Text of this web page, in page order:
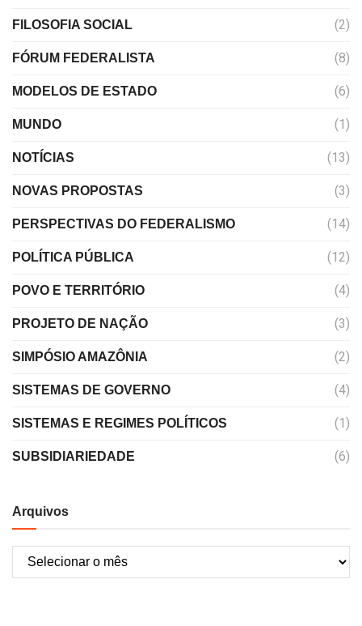
FILOSOFIA SOCIAL (2)
FÓRUM FEDERALISTA (8)
MODELOS DE ESTADO (6)
MUNDO (1)
NOTÍCIAS (13)
NOVAS PROPOSTAS (3)
PERSPECTIVAS DO FEDERALISMO (14)
POLÍTICA PÚBLICA (12)
POVO E TERRITÓRIO (4)
PROJETO DE NAÇÃO (3)
SIMPÓSIO AMAZÔNIA (2)
SISTEMAS DE GOVERNO (4)
SISTEMAS E REGIMES POLÍTICOS (1)
SUBSIDIARIEDADE (6)
Arquivos